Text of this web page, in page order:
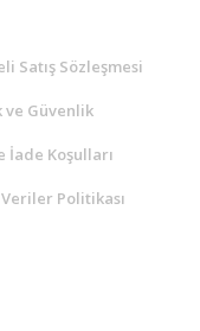
Satış Sözleşmesi
ve Güvenlik
İade Koşulları
Politikası